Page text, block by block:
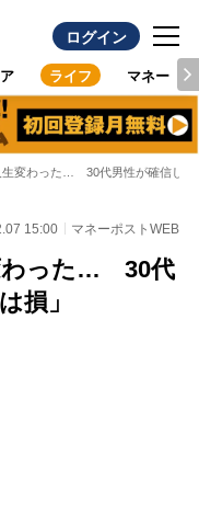
ログイン
ライフ マネー
生変わった… 30代男性が確信した
15:00 マネーポストWEB
わった… 30代
損」